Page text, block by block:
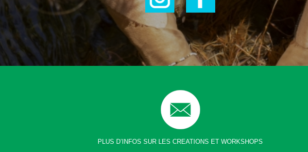
PLUS D’INFOS SUR LES CREATIONS ET WORKSHOPS